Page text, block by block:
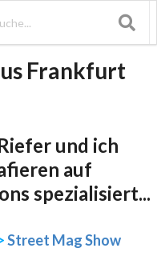
Frankfurt
und ich
auf
spezialisiert...
Street Mag Show